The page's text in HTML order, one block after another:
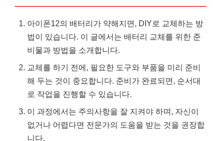
아이폰12의 배터리가 약해지면, DIY로 교체하는 방
법이 있습니다. 이 글에서는 배터리 교체를 위한 준
비물과 방법을 소개합니다.
교체를 하기 전에, 필요한 도구와 부품을 미리 준비
해 두는 것이 중요합니다. 준비가 완료되면, 순서대
로 작업을 진행할 수 있습니다.
이 과정에서는 주의사항을 잘 지켜야 하며, 자신이
없거나 어렵다면 전문가의 도움을 받는 것을 권장합
니다.